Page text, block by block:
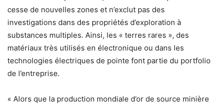
cesse de nouvelles zones et n’exclut pas des
investigations dans des propriétés d’exploration à
substances multiples. Ainsi, les « terres rares », des
matériaux très utilisés en électronique ou dans les
technologies électriques de pointe font partie du portfolio
de l’entreprise.
« Alors que la production mondiale d’or de source minière